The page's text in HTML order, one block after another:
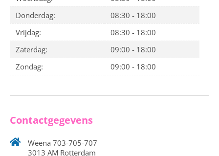
Donderdag:
08:30 - 18:00
Vrijdag:
08:30 - 18:00
Zaterdag:
09:00 - 18:00
Zondag:
09:00 - 18:00
Contactgegevens
Weena 703-705-707
3013 AM Rotterdam